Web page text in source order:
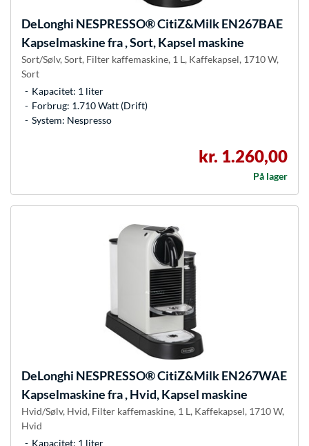
DeLonghi NESPRESSO® CitiZ&Milk EN267BAE
Kapselmaskine fra , Sort, Kapsel maskine
Sort/Sølv, Sort, Filter kaffemaskine, 1 L, Kaffekapsel, 1710 W,
Sort
Kapacitet: 1 liter
Forbrug: 1.710 Watt (Drift)
System: Nespresso
kr. 1.260,00
På lager
DeLonghi NESPRESSO® CitiZ&Milk EN267WAE
Kapselmaskine fra , Hvid, Kapsel maskine
Hvid/Sølv, Hvid, Filter kaffemaskine, 1 L, Kaffekapsel, 1710 W,
Hvid
Kapacitet: 1 liter